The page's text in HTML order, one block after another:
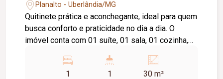
Planalto - Uberlândia/MG
Quitinete prática e aconchegante, ideal para quem
busca conforto e praticidade no dia a dia. O
imóvel conta com 01 suíte, 01 sala, 01 cozinha,
Excelente opção para solteiros, estudantes ou
1 1 30 m²